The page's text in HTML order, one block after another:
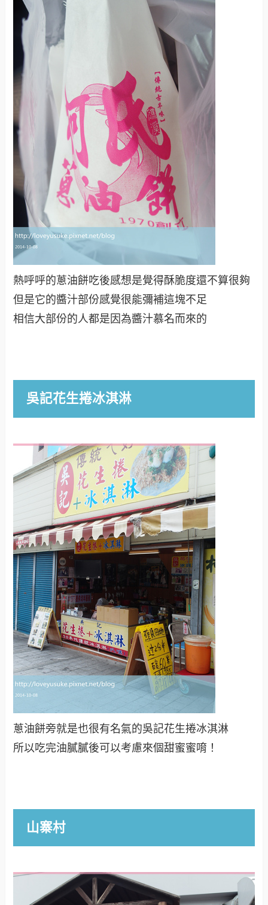
熱呼呼的蔥油餅吃後感想是覺得酥脆度還不算很夠
但是它的醬汁部份感覺很能彌補這塊不足
相信大部份的人都是因為醬汁慕名而來的
吳記花生捲冰淇淋
蔥油餅旁就是也很有名氣的吳記花生捲冰淇淋
所以吃完油膩膩後可以考慮來個甜蜜蜜唷！
山寨村